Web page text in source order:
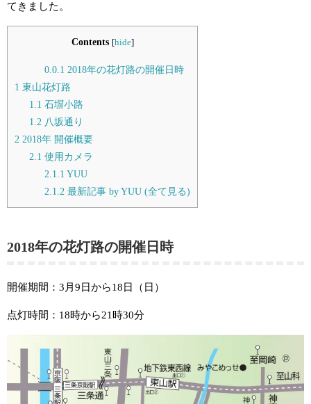
てきました。
Contents [hide]
0.0.1 2018年の花灯路の開催日時
1 東山花灯路
1.1 石塀小路
1.2 八坂通り
2 2018年 開催概要
2.1 使用カメラ
2.1.1 YUU
2.1.2最新記事 by YUU (全て見る)
2018年の花灯路の開催日時
開催期間：3月9日から18日（日）
点灯時間：18時から21時30分